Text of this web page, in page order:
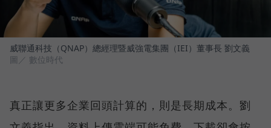
威聯通科技（QNAP）總經理暨威強電集團（IEI）董事長 劉文義
圖／ 數位時代
真正讓更多企業回頭計算的，則是長期成本。劉